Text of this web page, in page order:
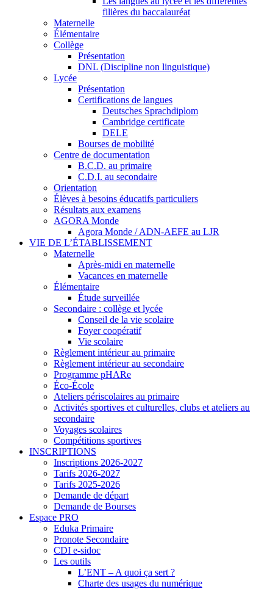
filières du baccalauréat
Maternelle
Élémentaire
Collège
Présentation
DNL (Discipline non linguistique)
Lycée
Présentation
Certifications de langues
Deutsches Sprachdiplom
Cambridge certificate
DELE
Bourses de mobilité
Centre de documentation
B.C.D. au primaire
C.D.I. au secondaire
Orientation
Élèves à besoins éducatifs particuliers
Résultats aux examens
AGORA Monde
Agora Monde / ADN-AEFE au LJR
VIE DE L’ÉTABLISSEMENT
Maternelle
Après-midi en maternelle
Vacances en maternelle
Élémentaire
Étude surveillée
Secondaire : collège et lycée
Conseil de la vie scolaire
Foyer coopératif
Vie scolaire
Règlement intérieur au primaire
Règlement intérieur au secondaire
Programme pHARe
Éco-École
Ateliers périscolaires au primaire
Activités sportives et culturelles, clubs et ateliers au
secondaire
Voyages scolaires
Compétitions sportives
INSCRIPTIONS
Inscriptions 2026-2027
Tarifs 2026-2027
Tarifs 2025-2026
Demande de départ
Demande de Bourses
Espace PRO
Eduka Primaire
Pronote Secondaire
CDI e-sidoc
Les outils
L’ENT – A quoi ça sert ?
Charte des usages du numérique